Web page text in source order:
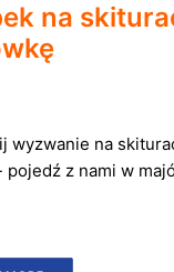
na
wyzwanie na
pojedź z nami w